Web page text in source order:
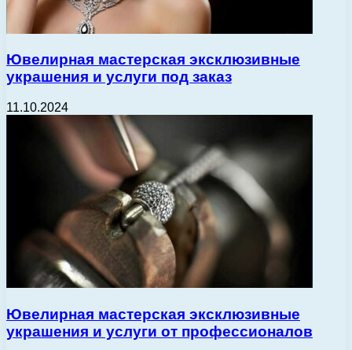
Ювелирная мастерская эксклюзивные
украшения и услуги под заказ
11.10.2024
Ювелирная мастерская эксклюзивные
украшения и услуги от профессионалов